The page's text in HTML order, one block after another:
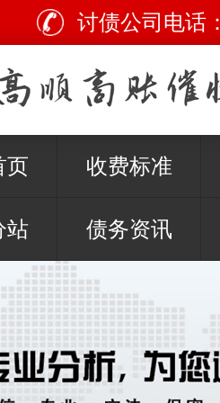
讨债公司电话：
页 收费标准
站 债务资讯